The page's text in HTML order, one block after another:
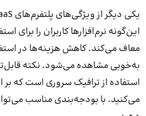
این‌گونه نرم‌افزارها کاربران را برای
معاف می‌کند. کاهش هزینه‌ها در
به‌خوبی مشاهده می‌شود. نکته
استفاده از ترافیک سروری است که
می‌کنید. با بودجه‌بندی مناسب